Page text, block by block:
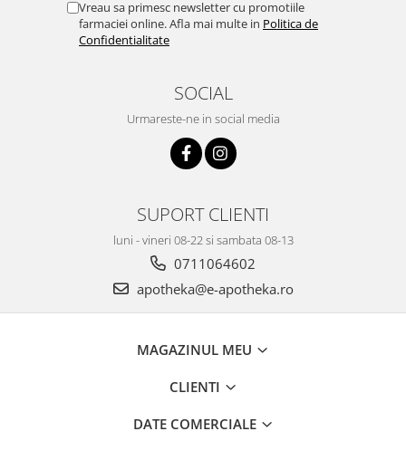
Vreau sa primesc newsletter cu promotiile
farmaciei online. Afla mai multe in Politica de
Confidentialitate
SOCIAL
Urmareste-ne in social media
SUPORT CLIENTI
luni - vineri 08-22 si sambata 08-13
0711064602
apotheka@e-apotheka.ro
MAGAZINUL MEU
CLIENTI
DATE COMERCIALE